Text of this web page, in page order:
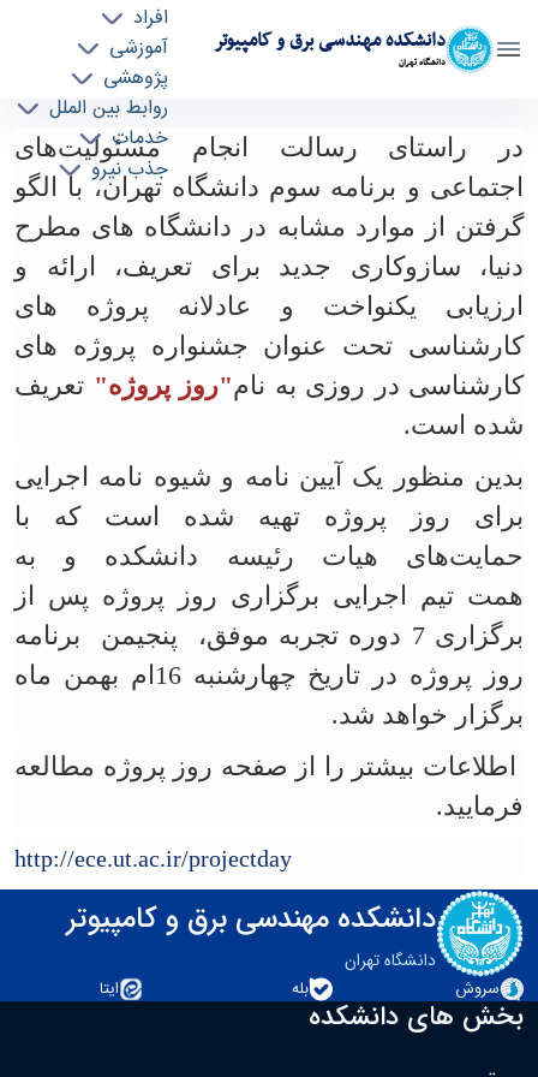
دانشکده مهندسی برق و کامپیوتر
دانشگاه تهران
افراد
آموزشی
پژوهشی
روابط بین الملل
خدمات
جذب نیرو
برگزاری هشتمین دوره جشنواره پروژه‌های
کارشناسی "روز پروژه - ece- دانشکده مهندسی برق
و کامپیوتر
در راستای رسالت انجام مسئولیت‌های
اجتماعی و برنامه سوم دانشگاه تهران، با الگو
گرفتن از موارد مشابه در دانشگاه های مطرح
دنیا، سازوکاری جدید برای تعریف، ارائه و
ارزیابی یکنواخت و عادلانه پروژه های
کارشناسی تحت عنوان جشنواره پروژه های
کارشناسی در روزی به نام"روز پروژه" تعریف
شده است.
بدین منظور یک آیین نامه و شیوه نامه اجرایی
برای روز پروژه تهیه شده است که با
حمایت‌های هیات رئیسه دانشکده و به
همت تیم اجرایی برگزاری روز پروژه پس از
برگزاری 7 دوره تجربه موفق، پنجیمن برنامه
روز پروژه در تاریخ چهارشنبه 16ام بهمن ماه
برگزار خواهد شد.
اطلاعات بیشتر را از صفحه روز پروژه مطالعه
فرمایید.
http://ece.ut.ac.ir/projectday
دانشکده مهندسی برق و کامپیوتر
دانشگاه تهران
سروش
بله ایتا
بخش های دانشکده